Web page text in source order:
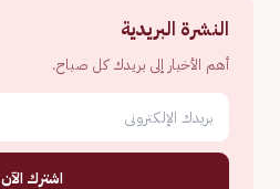
النشرة البريدية
أهم الأخبار إلى بريدك كل صباح.
اشترك الآن